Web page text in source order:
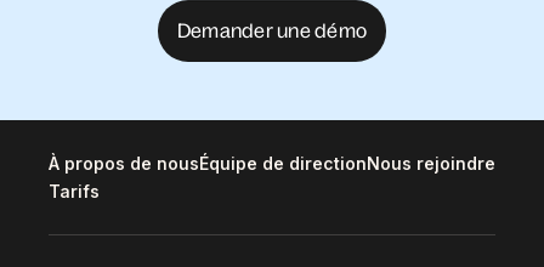
Demander une démo
À propos de nousÉquipe de directionNous rejoindre
Tarifs